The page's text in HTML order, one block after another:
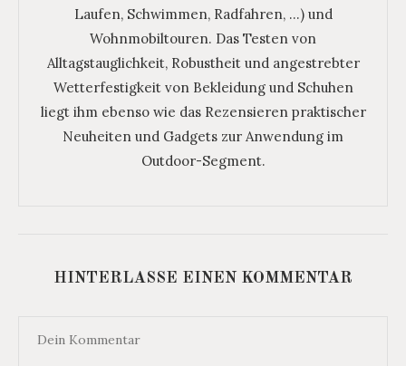
Laufen, Schwimmen, Radfahren, …) und
Wohnmobiltouren. Das Testen von
Alltagstauglichkeit, Robustheit und angestrebter
Wetterfestigkeit von Bekleidung und Schuhen
liegt ihm ebenso wie das Rezensieren praktischer
Neuheiten und Gadgets zur Anwendung im
Outdoor-Segment.
HINTERLASSE EINEN KOMMENTAR